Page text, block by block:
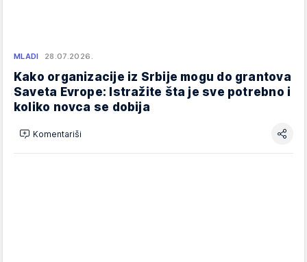
MLADI 28.07.2026.
Kako organizacije iz Srbije mogu do grantova
Saveta Evrope: Istražite šta je sve potrebno i
koliko novca se dobija
Komentariši